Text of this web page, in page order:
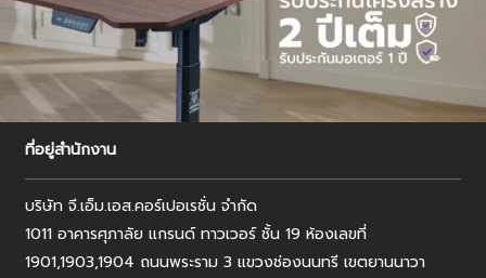
ที่อยู่สำนักงาน
บริษัท จี.เอ็ม.เอส.คอร์เปอเรชั่น จำกัด
1011 อาคารศุภาลัย แกรนด์ ทาวเวอร์ ชั้น 19 ห้องเลขที่
1901,1903,1904 ถนนพระราม 3 แขวงช่องนนทรี เขตยานนาวา